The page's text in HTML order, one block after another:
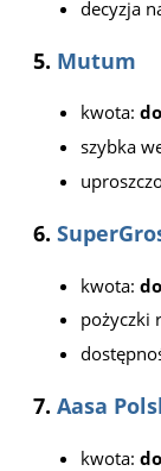
decyzja
5. Mutum
kwota:
szybka
6.
kwota:
pożyczki
7. Aasa
kwota: